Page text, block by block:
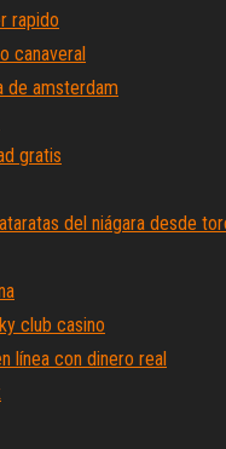
rapido
canaveral
de amsterdam
gratis
del niágara desde
club casino
línea con dinero real